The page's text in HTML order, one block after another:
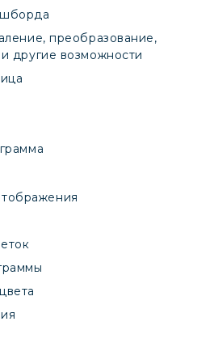
преобразование,
другие возможности